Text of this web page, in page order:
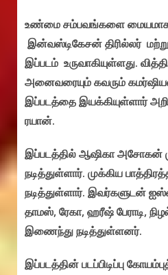
உண்மை சம்பவங்களை
இன்வஸ்டிகேசன் திரில்லர்
இப்படம் உருவாகியுள்ளது.
அனைவரையும் கவரும்
இப்படத்தை இயக்கியுள்ளார்
ரயான்.
இப்படத்தில் ஆஷிகா அசோகன்
நடித்துள்ளார். முக்கிய
நடித்துள்ளார். இவர்களுடன்
தாமஸ், ரேகா, ஹரீஷ் பேராடி,
இணைந்து நடித்துள்ளனர்.
இப்படத்தின் படப்பிடிப்பு